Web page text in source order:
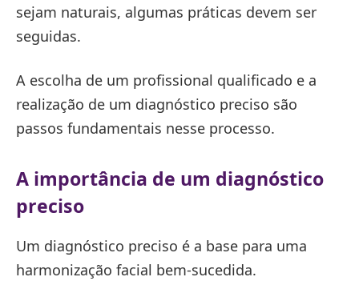
sejam naturais, algumas práticas devem ser
seguidas.
A escolha de um profissional qualificado e a
realização de um diagnóstico preciso são
passos fundamentais nesse processo.
A importância de um diagnóstico
preciso
Um diagnóstico preciso é a base para uma
harmonização facial bem-sucedida.